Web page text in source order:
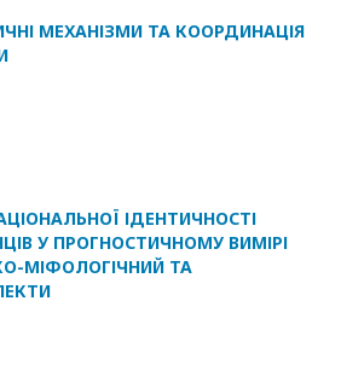
МЕХАНІЗМИ ТА КООРДИНАЦІЯ
ІДЕНТИЧНОСТІ
У ПРОГНОСТИЧНОМУ ВИМІРІ
МІФОЛОГІЧНИЙ ТА